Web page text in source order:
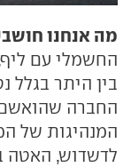
מה אנחנו
החשמלי עם
בין היתר בגלל
החברה שהואשם
המנהיגות של
לדשדוש, האטה